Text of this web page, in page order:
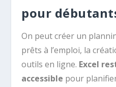
pour
On peut créer un
prêts à l’emploi, la
outils en ligne. Excel
accessible pour